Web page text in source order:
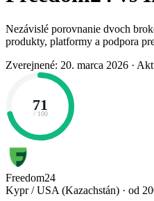
Nezávislé porovnanie dvoch
produkty, platformy a podpora
Zverejnené: 20. marca 2026 ·
71
/ 100
Freedom24
Kypr / USA (Kazachstán) · od